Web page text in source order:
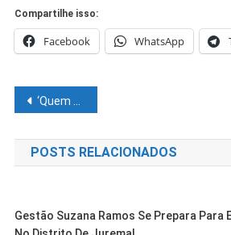
Compartilhe isso:
Facebook WhatsApp
Navegação
de
Post
‘Quem pensa que estou abrindo a porta dos quartéis para Lula desconhece a minha história’, diz Mourão
POSTS RELACIONADOS
Gestão Suzana Ramos Se Prepara Para